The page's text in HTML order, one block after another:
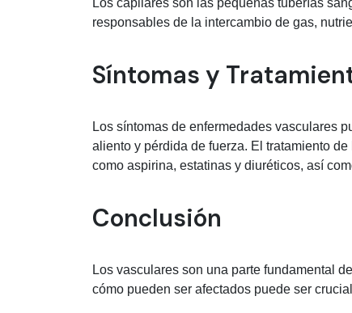
Los capilares son las pequeñas tuberías
responsables de la intercambio de gas,
Síntomas y
Los síntomas de enfermedades vasculares
aliento y pérdida de fuerza. El tratamiento
como aspirina, estatinas y diuréticos, así
Conclusión
Los vasculares son una parte fundamental
cómo pueden ser afectados puede ser